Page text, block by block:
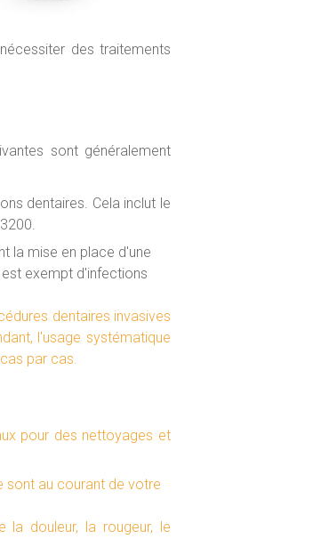
des traitements
sont généralement
dentaires. Cela inclut le
la mise en place d'une
exempt d'infections
dentaires invasives
l'usage systématique
par cas.
pour des nettoyages et
sont au courant de votre
la douleur, la rougeur, le